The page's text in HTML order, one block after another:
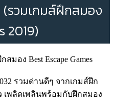
(รวมเกมส์ฝึกสมอง
2019)
รวมด่านดีๆ จากเกมส์ฝึก
เพลิดเพลินพร้อมกับฝึกสมอง